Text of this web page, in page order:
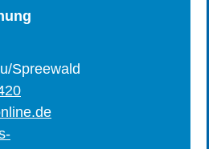
Spreewald